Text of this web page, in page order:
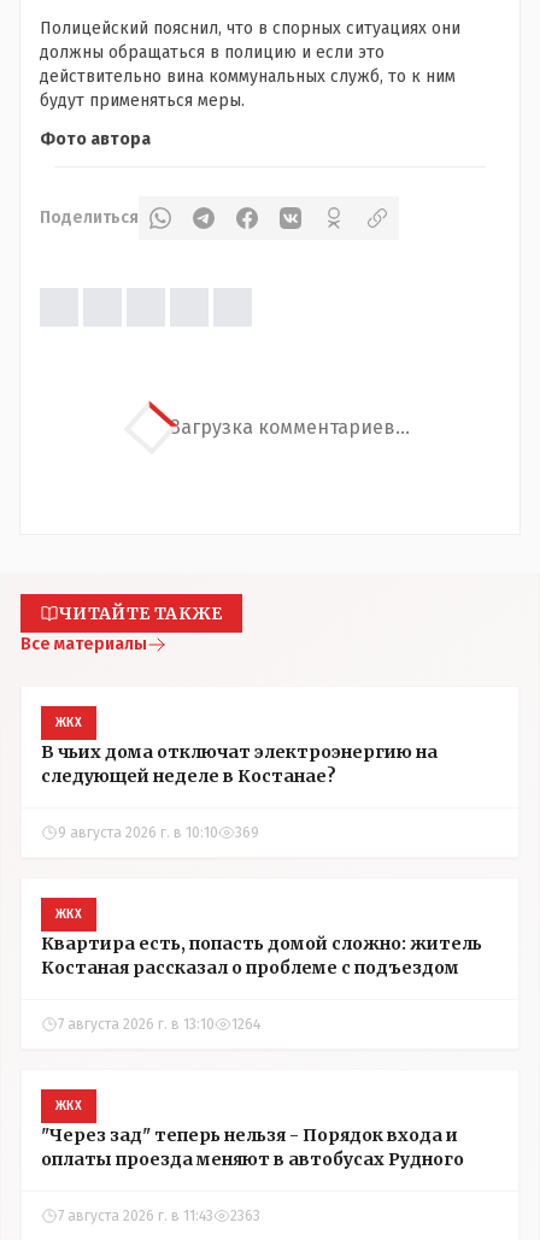
Полицейский пояснил, что в спорных ситуациях они
должны обращаться в полицию и если это
действительно вина коммунальных служб, то к ним
будут применяться меры.
Фото автора
Поделиться
Загрузка комментариев...
ЧИТАЙТЕ ТАКЖЕ
Все материалы
ЖКХ
В чьих дома отключат электроэнергию на
следующей неделе в Костанае?
9 августа 2026 г. в 10:10 369
ЖКХ
Квартира есть, попасть домой сложно: житель
Костаная рассказал о проблеме с подъездом
7 августа 2026 г. в 13:10 1264
ЖКХ
"Через зад" теперь нельзя - Порядок входа и
оплаты проезда меняют в автобусах Рудного
7 августа 2026 г. в 11:43 2363